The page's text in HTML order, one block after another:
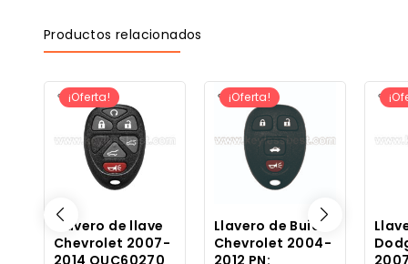
Productos relacionados
¡Oferta!
Llavero de llave
Chevrolet 2007-
2014 OUC60270
¡Oferta!
Llavero de Buick
Chevrolet 2004-
2012 PN: